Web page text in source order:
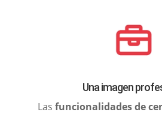
Una imagen
Las funcionalidades de